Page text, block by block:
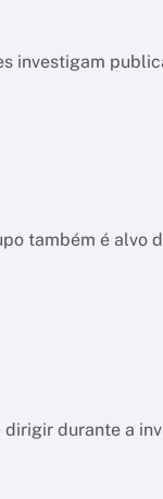
investigam
também é alvo
dirigir durante a